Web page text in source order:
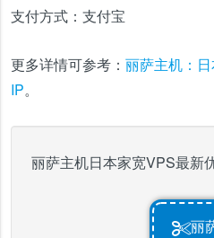
支付方式： 支付宝
更多详情可参考： 丽萨主机：
IP。
丽萨主机日本家宽VPS最新
丽